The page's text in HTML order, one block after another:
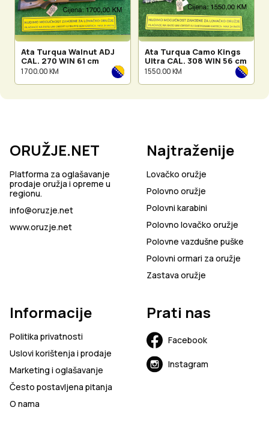
Ata Turqua Walnut ADJ
CAL. 270 WIN 61 cm
1 700.00 KM
Ata Turqua Camo Kings
Ultra CAL. 308 WIN 56 cm
1 550.00 KM
ORUŽJE.NET
Platforma za oglašavanje
prodaje oružja i opreme u
regionu.
info@oruzje.net
www.oruzje.net
Najtraženije
Lovačko oružje
Polovno oružje
Polovni karabini
Polovno lovačko oružje
Polovne vazdušne puške
Polovni ormari za oružje
Zastava oružje
Informacije
Politika privatnosti
Uslovi korištenja i prodaje
Marketing i oglašavanje
Često postavljena pitanja
O nama
Prati nas
Facebook
Instagram